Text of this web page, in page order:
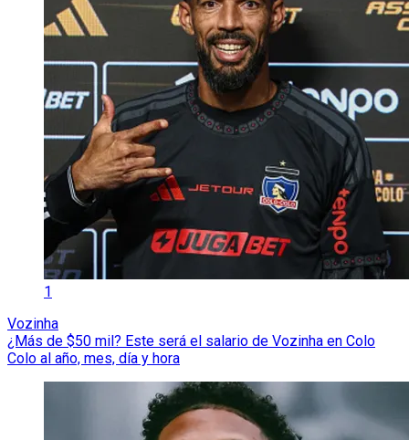
1
Vozinha
¿Más de $50 mil? Este será el salario de Vozinha en Colo
Colo al año, mes, día y hora